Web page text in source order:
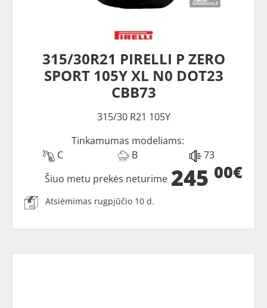
315/30R21 PIRELLI P ZERO
SPORT 105Y XL N0 DOT23
CBB73
315/30 R21 105Y
Tinkamumas modeliams:
C
B 73
245 00€
Šiuo metu prekės neturime
Atsiėmimas rugpjūčio 10 d.